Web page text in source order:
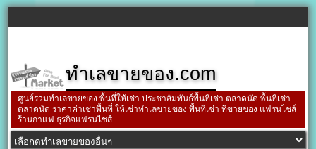
ทำเลขายของ.com
ศูนย์รวมทำเลขายของ พื้นที่ให้เช่า ประชาสัมพันธ์พื้นที่เช่า ตลาดนัด พื้นที่เช่า
ตลาดนัด ราคาค่าเช่าพื้นที่ ให้เช่าทำเลขายของ พื้นที่เช่า ที่ขายของ แฟรนไชส์
ร้านกาแฟ ธุรกิจแฟรนไชส์